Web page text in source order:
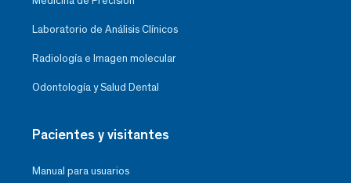
Laboratorio de Análisis Clínicos
Radiología e Imagen molecular
Odontología y Salud Dental
Pacientes y visitantes
Manual para usuarios